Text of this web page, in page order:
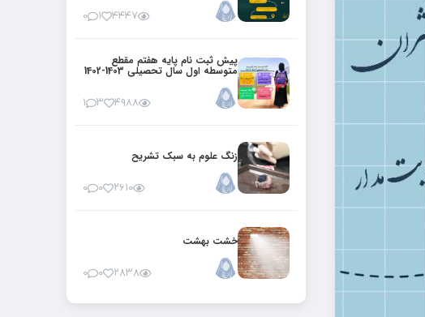
۴۴۴۷ ۱ ۰
پیش ثبت نام پایه هفتم مقطع
متوسطه اول سال تحصیلی 1403-1402
۴۹۸۸ ۳ ۱
زنگ علوم به سبک تشریح
۲۶۱۰ ۰ ۰
خشت بهشت
۲۸۳۸ ۰ ۰